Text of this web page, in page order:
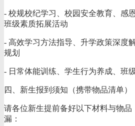
- 校规校纪学习、校园安全教育、感
班级素质拓展活动
- 高效学习方法指导、升学政策深度
规划
- 日常体能训练、学生行为养成、班
四、新生报到须知（携带物品清单）
请各位新生提前备好以下材料与物
漏：